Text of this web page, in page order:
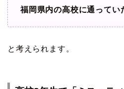
福岡県内の高校に通ってい
と考えられます。